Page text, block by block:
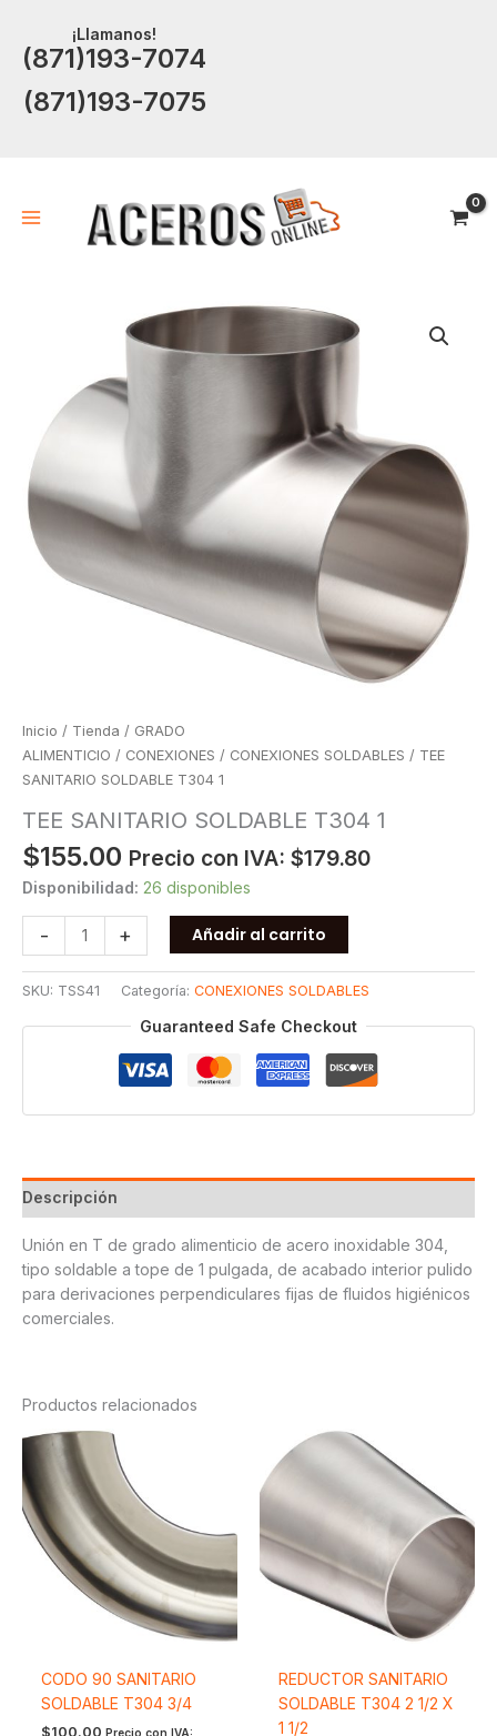
contenido
¡Llamanos!
(871)193-7074
(871)193-7075
Inicio / Tienda / GRADO
ALIMENTICIO / CONEXIONES / CONEXIONES SOLDABLES / TEE
SANITARIO SOLDABLE T304 1
TEE SANITARIO SOLDABLE T304 1
$155.00 Precio con IVA: $179.80
Disponibilidad: 26 disponibles
-
SANITARIO
SOLDABLE
T304
1
+ Añadir al carrito
SKU: TSS41 Categoría: CONEXIONES SOLDABLES
Guaranteed Safe Checkout
Descripción
Unión en T de grado alimenticio de acero inoxidable 304,
tipo soldable a tope de 1 pulgada, de acabado interior pulido
para derivaciones perpendiculares fijas de fluidos higiénicos
comerciales.
Productos relacionados
CODO 90 SANITARIO
SOLDABLE T304 3/4
$100.00 Precio con IVA:
REDUCTOR SANITARIO
SOLDABLE T304 2 1/2 X
1 1/2